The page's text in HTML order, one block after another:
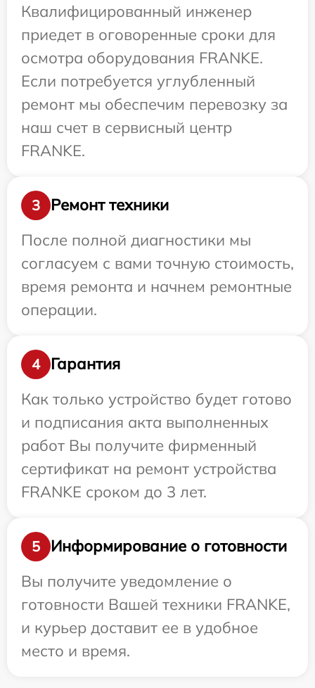
Квалифицированный инженер
приедет в оговоренные сроки для
осмотра оборудования FRANKE.
Если потребуется углубленный
ремонт мы обеспечим перевозку за
наш счет в сервисный центр
FRANKE.
3
Ремонт техники
После полной диагностики мы
согласуем с вами точную стоимость,
время ремонта и начнем ремонтные
операции.
4
Гарантия
Как только устройство будет готово
и подписания акта выполненных
работ Вы получите фирменный
сертификат на ремонт устройства
FRANKE сроком до 3 лет.
5
Информирование о готовности
Вы получите уведомление о
готовности Вашей техники FRANKE,
и курьер доставит ее в удобное
место и время.